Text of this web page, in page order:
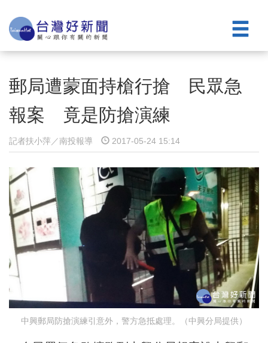
郵局遭蒙面持槍行搶 民眾急
報案 竟是防搶演練
記者扶小萍／南投報導 2017-05-24 15:14
中興郵局防搶演練引意外，警方急抵處理。（中興分局提供）